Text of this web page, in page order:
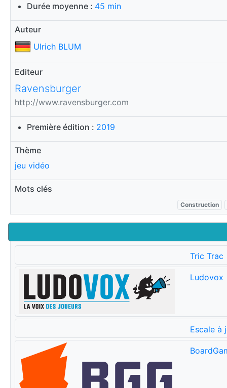
Durée moyenne : 45 min
Auteur
Ulrich BLUM
Editeur
Ravensburger
http://www.ravensburger.com
Première édition : 2019
Thème
jeu vidéo
Mots clés
Construction
Tric Trac
Ludovox
Escale à